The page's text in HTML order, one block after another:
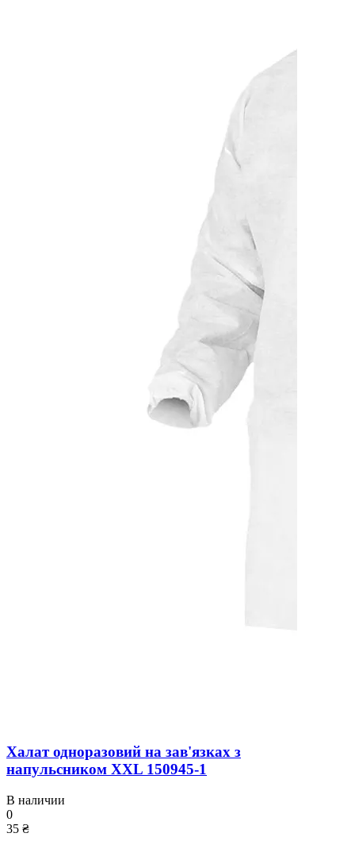
Халат одноразовий на зав'язках з
напульсником XXL 150945-1
В наличии
0
35 ₴